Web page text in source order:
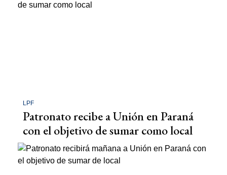
LPF
Patronato recibe a Unión en Paraná
con el objetivo de sumar como local